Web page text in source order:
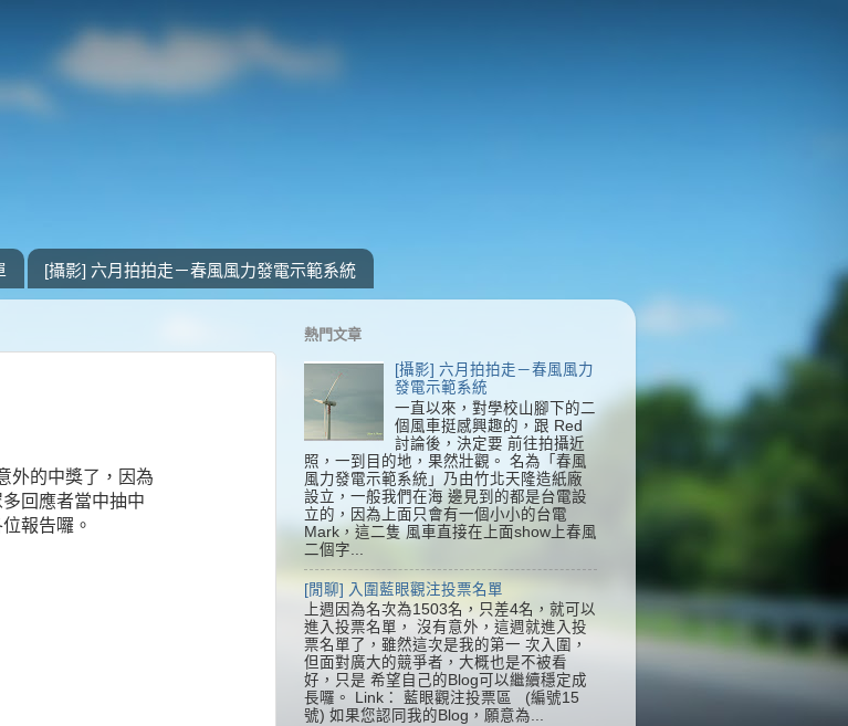
[攝影] 六月拍拍走－春風風力發電示範系統
外的中獎了，因為
回應者當中抽中
報告囉。
熱門文章
[攝影] 六月拍拍走－春風風力
發電示範系統
一直以來，對學校山腳下的二
個風車挺感興趣的，跟 Red
討論後，決定要 前往拍攝近
照，一到目的地，果然壯觀。 名為「春風
風力發電示範系統」乃由竹北天隆造紙廠
設立，一般我們在海 邊見到的都是台電設
立的，因為上面只會有一個小小的台電
Mark，這二隻 風車直接在上面show上春風
二個字...
[閒聊] 入圍藍眼觀注投票名單
上週因為名次為1503名，只差4名，就可以
進入投票名單， 沒有意外，這週就進入投
票名單了，雖然這次是我的第一 次入圍，
但面對廣大的競爭者，大概也是不被看
好，只是 希望自己的Blog可以繼續穩定成
長囉。 Link： 藍眼觀注投票區 (編號15
號) 如果您認同我的Blog，願意為...